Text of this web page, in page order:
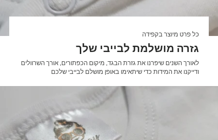
כל פרט מיוצר בקפידה
גזרה מושלמת לבייבי שלך
לאורך השנים שיפרנו את גזרת הבגד, מיקום הכפתורים, אורך השרוולים
ודייקנו את המידות כדי שיתאימו באופן מושלם לבייבי שלכם